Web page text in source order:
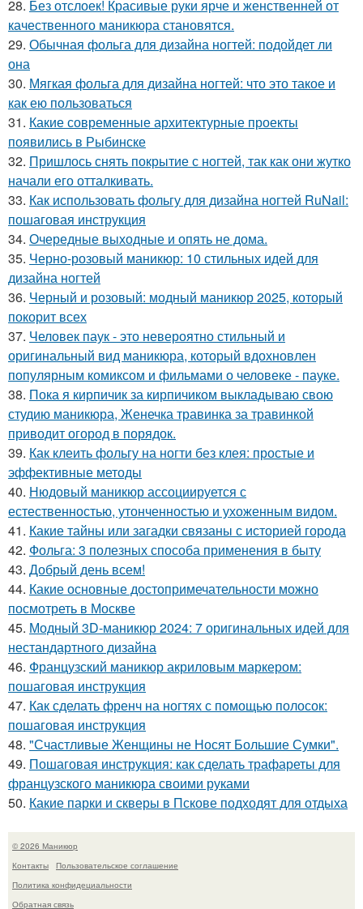
28. Без отслоек! Красивые руки ярче и женственней от
качественного маникюра становятся.
29. Обычная фольга для дизайна ногтей: подойдет ли
она
30. Мягкая фольга для дизайна ногтей: что это такое и
как ею пользоваться
31. Какие современные архитектурные проекты
появились в Рыбинске
32. Пришлось снять покрытие с ногтей, так как они жутко
начали его отталкивать.
33. Как использовать фольгу для дизайна ногтей RuNail:
пошаговая инструкция
34. Очередные выходные и опять не дома.
35. Черно-розовый маникюр: 10 стильных идей для
дизайна ногтей
36. Черный и розовый: модный маникюр 2025, который
покорит всех
37. Человек паук - это невероятно стильный и
оригинальный вид маникюра, который вдохновлен
популярным комиксом и фильмами о человеке - пауке.
38. Пока я кирпичик за кирпичиком выкладываю свою
студию маникюра, Женечка травинка за травинкой
приводит огород в порядок.
39. Как клеить фольгу на ногти без клея: простые и
эффективные методы
40. Нюдовый маникюр ассоциируется с
естественностью, утонченностью и ухоженным видом.
41. Какие тайны или загадки связаны с историей города
42. Фольга: 3 полезных способа применения в быту
43. Добрый день всем!
44. Какие основные достопримечательности можно
посмотреть в Москве
45. Модный 3D-маникюр 2024: 7 оригинальных идей для
нестандартного дизайна
46. Французский маникюр акриловым маркером:
пошаговая инструкция
47. Как сделать френч на ногтях с помощью полосок:
пошаговая инструкция
48. "Счастливые Женщины не Носят Большие Сумки".
49. Пошаговая инструкция: как сделать трафареты для
французского маникюра своими руками
50. Какие парки и скверы в Пскове подходят для отдыха
© 2026 Маникюр
Контакты
Пользовательское соглашение
Политика конфидециальности
Обратная связь